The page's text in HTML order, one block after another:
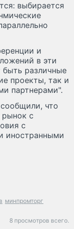
выбирается
и
в эти
быть различные
проекты, так и
партнерами".
что
рынок с
с
иностранными
минпромторг
8 просмотров всего.